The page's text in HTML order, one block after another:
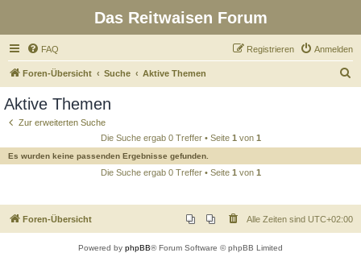
Das Reitwaisen Forum
FAQ Anmelden
Registrieren
Foren-Übersicht Suche Aktive Themen
e
Aktive Themen
Zur erweiterten Suche
Die Suche ergab 0 Treffer • Seite 1 von 1
Es wurden keine passenden Ergebnisse gefunden.
Die Suche ergab 0 Treffer • Seite 1 von 1
Foren-Übersicht Alle Zeiten sind UTC+02:00
Powered by phpBB® Forum Software © phpBB Limited